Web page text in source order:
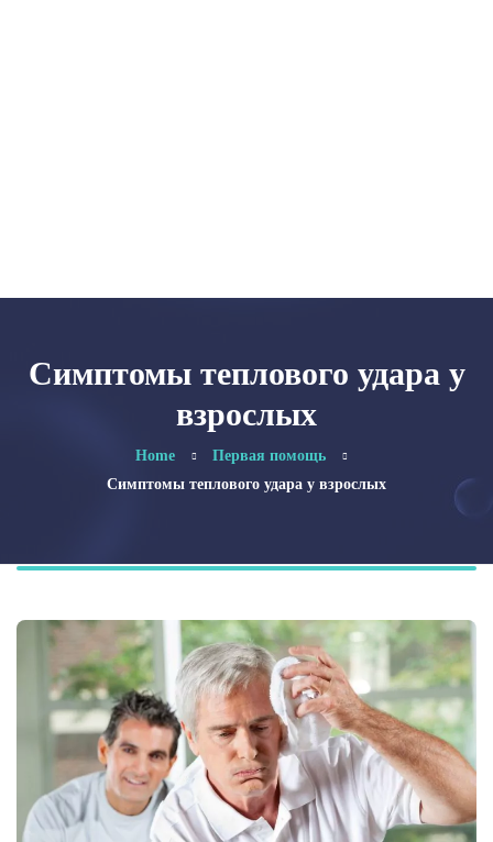
Симптомы теплового удара у
взрослых
Home
Первая помощь
Симптомы теплового удара у взрослых